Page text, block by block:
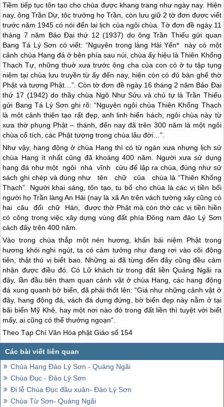
Tiềm tiếp tục tôn tạo cho chùa được khang trang như ngày nay. Hiện
nay, ông Trần Dự, tộc trưởng họ Trần, còn lưu giữ 2 tờ đơn được viết
trước năm 1945 có nói đến lai lịch của ngôi chùa. Tờ đơn đề ngày 11
tháng 7 năm Bảo Đại thứ 12 (1937) do ông Trần Thiếu gửi quan
Bang Tá Lý Sơn có viết: “Nguyên trong làng Hải Yến* này có một
cảnh chùa Hang đá ở bên phía sau núi, chùa ấy hiệu là Thiên Khổng
Thạch Tự, những thuở xưa trước ông cha của con có ở tu tập tụng
niệm tại chùa lưu truyền từ ấy đến nay, hiện còn có đủ bàn ghế thờ
Phật và tượng Phật…”. Còn tờ đơn đề ngày 16 tháng 2 năm Bảo Đại
thứ 17 (1942) do thầy chùa Ngô Như Sửu và chủ tự là Trần Thiếu
gửi Bang Tá Lý Sơn ghi rõ: “Nguyên ngôi chùa Thiên Khổng Thạch
là một cảnh thiên tạo rất đẹp, anh linh hiển hách, ngôi chùa này từ
xưa thờ phụng Phật – thánh, đến nay đã trên 300 năm là một ngôi
chùa cổ tích, các Phật tượng trong chùa lâu đời…”.
Như vậy, hang động ở chùa Hang thì có từ ngàn xưa nhưng lịch sử
chùa Hang ít nhất cũng đã khoảng 400 năm. Người xưa sử dụng
hang đá như một ngôi nhà vĩnh cửu để lập ra chùa, đúng như sử
sách ghi chép và đúng như tên chữ của chùa là “Thiên Khổng
Thạch”. Người khai sáng, tôn tạo, tu bổ cho chùa là các vị tiền bối
người họ Trần làng An Hải (nay là xã An trên vách tường xây cũng có
hai câu đối chữ Hán, được thờ Phật mà còn thờ các vị tiền hiền
có công trong việc xây dựng vùng đất phía Đông namđảo Lý Sơn
cách đây trên 400 năm.
Vào trong chùa thắp một nén hương, khấn bái niệm Phật trong
hương khói nghi ngút, ta có cảm tưởng như đang rơi vào cõi động
tiên, thật thú vị biết bao. Những ai đã từng đến đây cũng đều cảm
nhận được điều đó. Có Lữ khách từ trong đất liền Quảng Ngãi ra
đây, lần đầu tiên tham quan cảnh vật ở chùa Hang, các hang động
đá xung quanh bờ biển, đã phải thốt lên: “Giá như những cảnh vật ở
đây, hang động đá, vách đá dựng đứng, bờ biển đẹp này nằm ở tại
bãi biển Mỹ Khê, hay một nơi nào đó trong đất liền thì tuyệt vời biết
mấy, ai cũng có thể thưởng ngoạn”.
Theo Tạp Chí Văn Hóa phật Giáo số 154
Chùa Hang Đảo Lý Sơn - Quảng Ngãi
Chùa Đục - Đảo Lý Sơn
Đi lễ Chùa Đục đầu xuân- Đảo Lý Sơn
Chùa Từ Sơn- Quảng Ngãi